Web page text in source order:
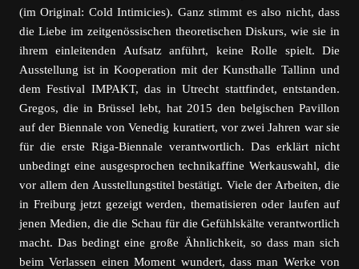
(im Original: Cold Intimicies). Ganz stimmt es also nicht, dass
die Liebe im zeitgenössischen theoretischen Diskurs, wie sie in
ihrem einleitenden Aufsatz anführt, keine Rolle spielt. Die
Ausstellung ist in Kooperation mit der Kunsthalle Tallinn und
dem Festival IMPAKT, das in Utrecht stattfindet, entstanden.
Gregos, die in Brüssel lebt, hat 2015 den belgischen Pavillon
auf der Biennale von Venedig kuratiert, vor zwei Jahren war sie
für die erste Riga-Biennale verantwortlich. Das erklärt nicht
unbedingt eine ausgesprochen technikaffine Werkauswahl, die
vor allem den Ausstellungstitel bestätigt. Viele der Arbeiten, die
in Freiburg jetzt gezeigt werden, thematisieren oder laufen auf
jenen Medien, die die Schau für die Gefühlskälte verantwortlich
macht. Das bedingt eine große Ähnlichkeit, so dass man sich
beim Verlassen einen Moment wundert, dass man Werke von